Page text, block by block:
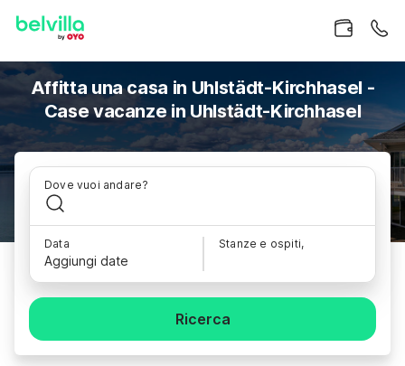
Affitta una casa in Uhlstädt-Kirchhasel -
Case vacanze in Uhlstädt-Kirchhasel
Dove vuoi andare?
Data
Aggiungi date
Stanze e ospiti,
Ricerca